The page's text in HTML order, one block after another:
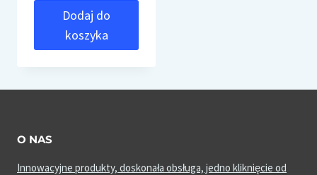
649,00 zł.
Dodaj do
koszyka
O NAS
Innowacyjne produkty, doskonała obsługa, jedno kliknięcie od